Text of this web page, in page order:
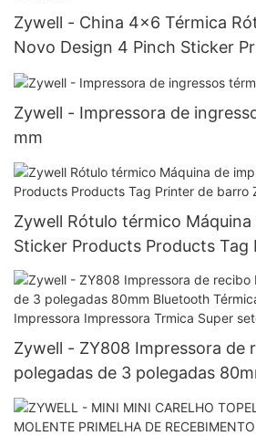
Zywell - China 4x6 Térmica
Novo Design 4 Pinch Sticker
Impressora ZY909 Super
Zywell - Impressora de
mm
Zywell Rótulo térmico Máquina
Sticker Products Products Tag
ZY3310
Zywell - ZY808 Impressora de
polegadas de 3 polegadas
Térmica Impressora
Trmica Super setembro